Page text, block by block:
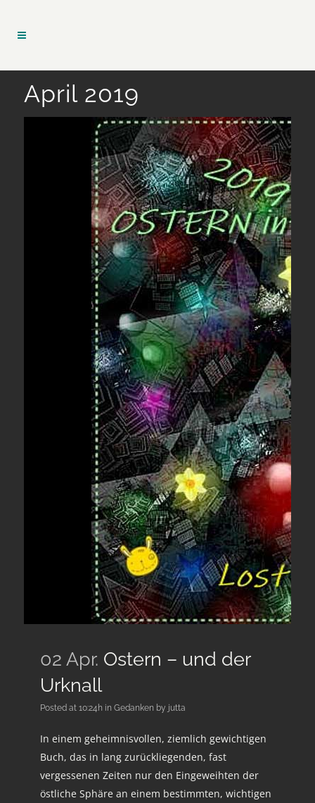
April 2019
02 Apr. Ostern – und der
Urknall
Posted at 10:24h in Gedanken by jutta
In einem geheimnisvollen, ziemlich gewichtigen
Buch, das in lang zurückliegenden, fast
vergessenen Zeiten nur den Eingeweihten der
östliche Sphäre an einem bestimmten, wichtigen